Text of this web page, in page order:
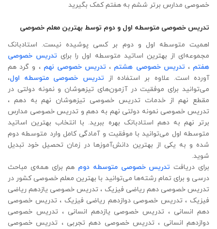
خصوصی مدارس برتر ششم به هفتم کمک بگیرید
تدریس خصوصی متوسطه اول و دوم توسط بهترین معلم خصوصی
اهمیت متوسطه اول و دوم بر کسی پوشیده نیست. استادبانک
مجموعه‌ای از بهترین اساتید متوسطه اول را برای تدریس خصوصی
هفتم، تدریس خصوصی هشتم ، تدریس خصوصی نهم، و گرد هم
آورده است. علاوه ‌بر استفاده از تدریس خصوصی متوسطه اول،
می‌توانید برای موفقیت در آزمون‌های تیزهوشان و نمونه دولتی در
مقطع نهم از خدمات تدریس خصوصی تیزهوشان نهم به دهم ،
تدریس خصوصی نمونه دولتی نهم به دهم و تدریس خصوصی مدارس
برتر نهم به دهم استادبانک بهره‌ ببرید. با انتخاب بهترین اساتید
متوسطه اول می‌توانید با موفقیت و آمادگی کامل وارد متوسطه دوم
شده و به یکی از بهترین دانش‌آموزها در زمان تحصیل خود تبدیل
شوید.
برای دریافت تدریس خصوصی متوسطه دوم هم برای همه‌ی مباحث
درسی و برای تمام رشته‌ها می‌‌‌‌‌‌توانید با بهترین معلم خصوصی کشور در
تدریس خصوصی دهم ریاضی فیزیک ، تدریس خصوصی یازدهم ریاضی
فیزیک ، تدریس خصوصی دوازدهم ریاضی فیزیک ، تدریس خصوصی
دهم انسانی ، تدریس خصوصی یازدهم انسانی ، تدریس خصوصی
دوازدهم انسانی ، تدریس خصوصی دهم تجربی ، تدریس خصوصی